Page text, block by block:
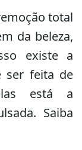
total
da beleza,
existe a
ser feita de
está a
Saiba